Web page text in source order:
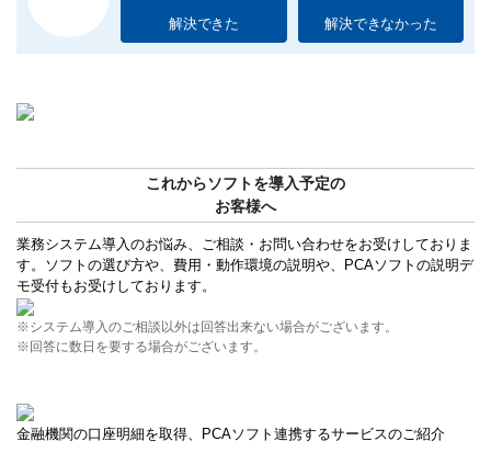
解決できた 解決できなかった
これからソフトを導入予定の
お客様へ
業務システム導入のお悩み、ご相談・お問い合わせをお受けしておりま
す。ソフトの選び方や、費用・動作環境の説明や、PCAソフトの説明デ
モ受付もお受けしております。
※システム導入のご相談以外は回答出来ない場合がございます。
※回答に数日を要する場合がございます。
金融機関の口座明細を取得、PCAソフト連携するサービスのご紹介